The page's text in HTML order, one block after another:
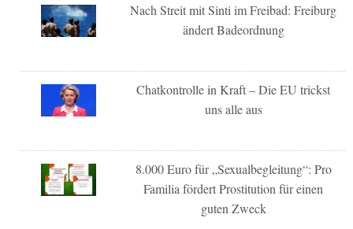
Nach Streit mit Sinti im Freibad: Freiburg
ändert Badeordnung
Chatkontrolle in Kraft – Die EU trickst
uns alle aus
8.000 Euro für „Sexualbegleitung“: Pro
Familia fördert Prostitution für einen
guten Zweck